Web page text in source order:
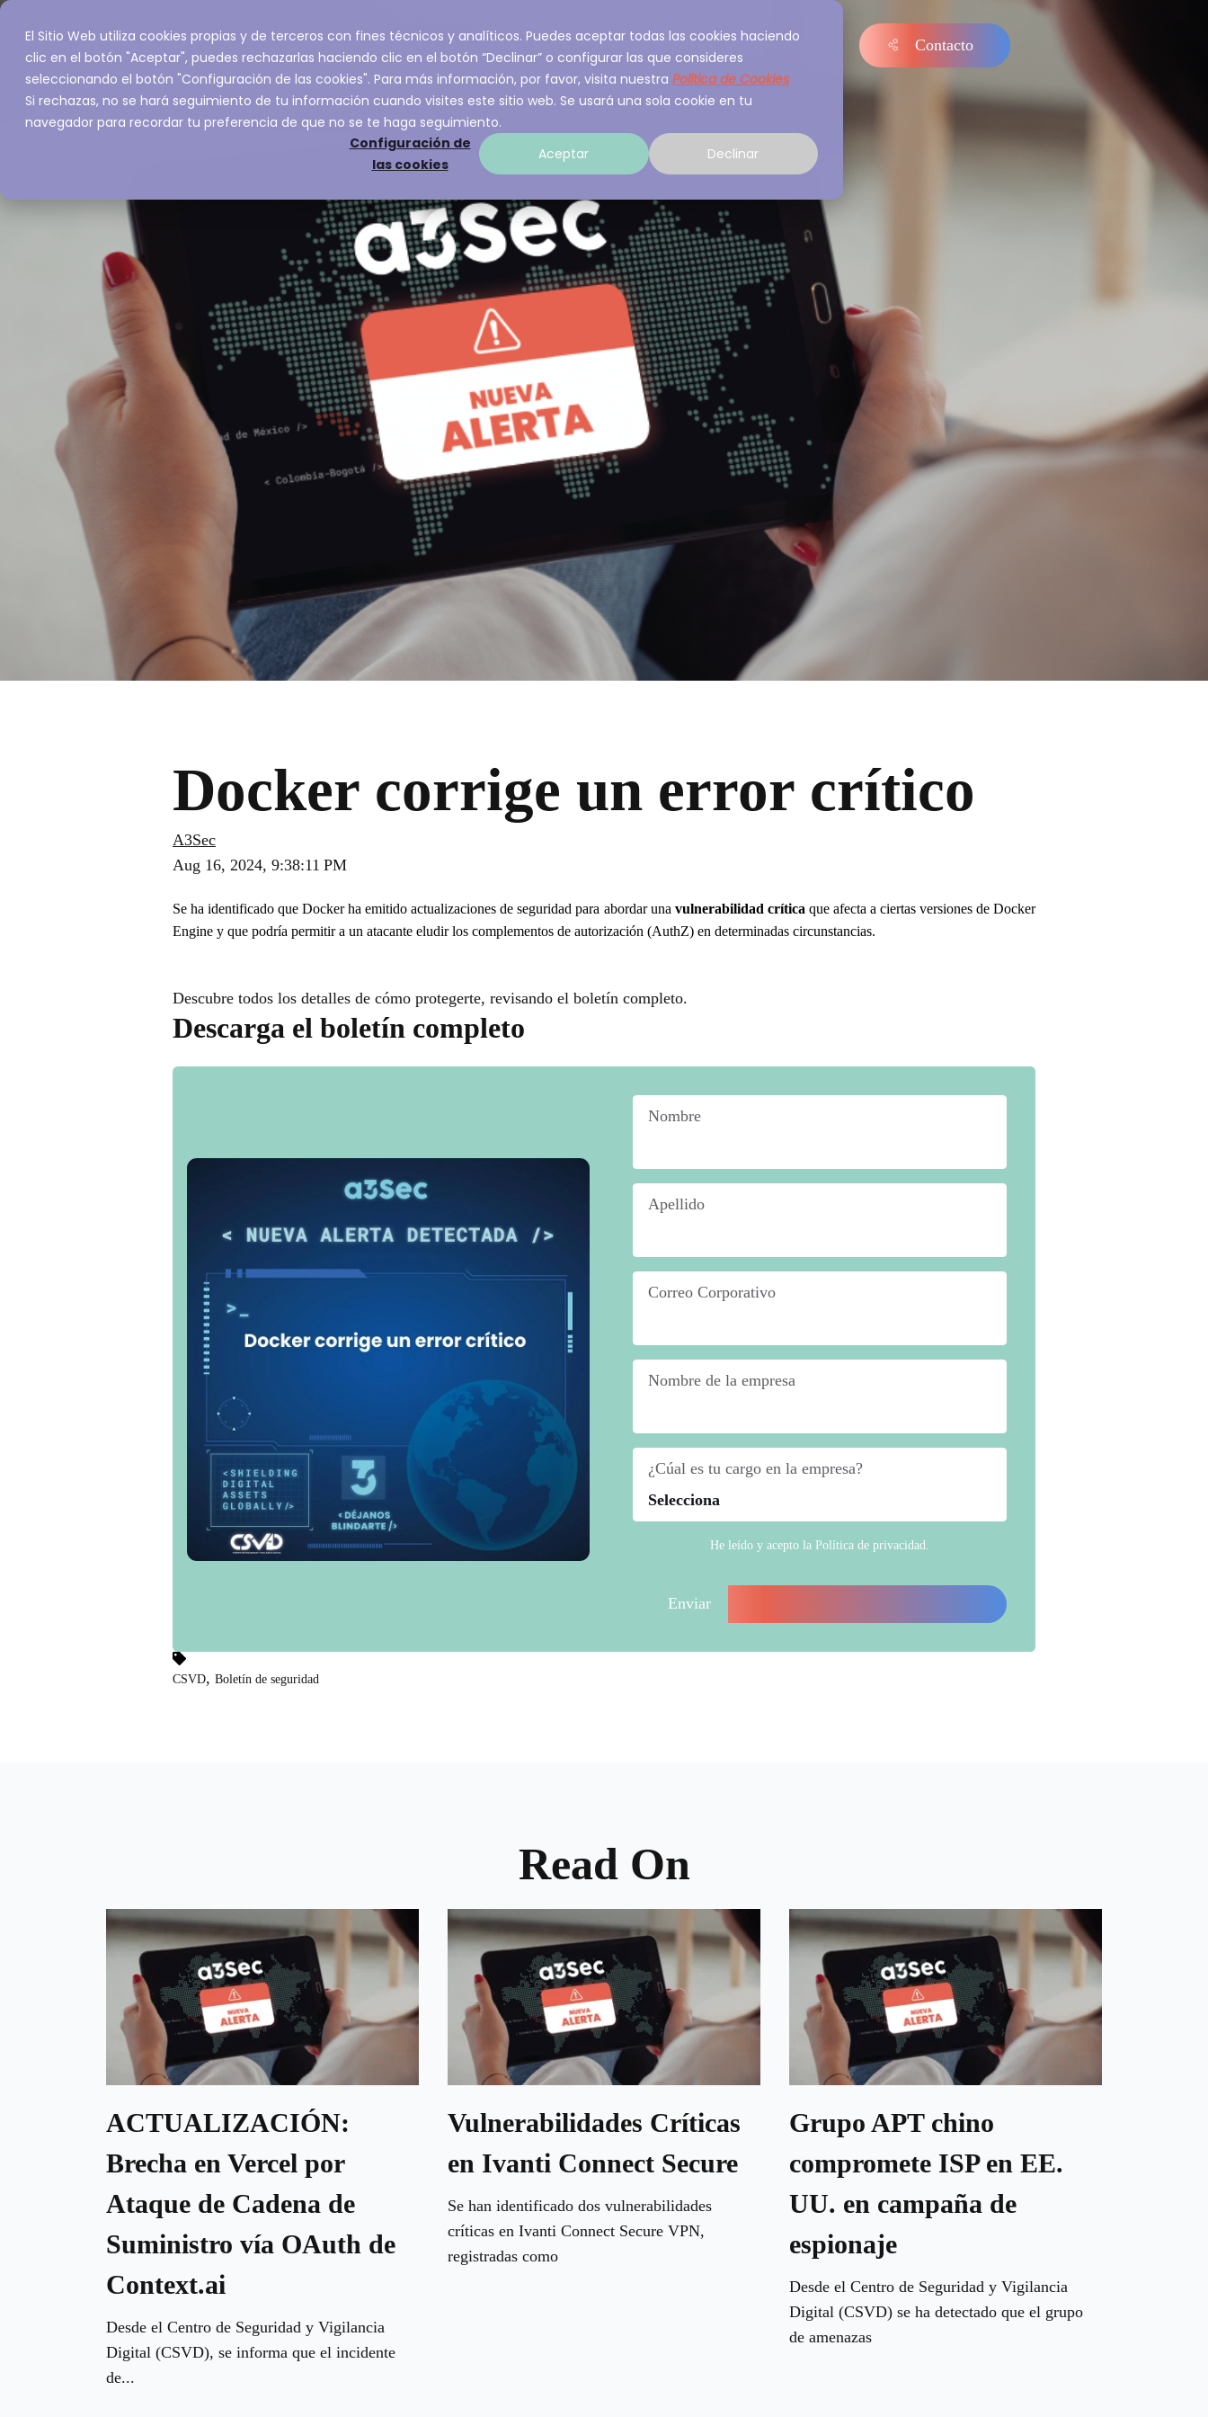
El Sitio Web utiliza cookies propias y de terceros con fines técnicos y analíticos. Puedes aceptar todas las cookies haciendo
clic en el botón "Aceptar", puedes rechazarlas haciendo clic en el botón “Declinar” o configurar las que consideres
seleccionando el botón "Configuración de las cookies". Para más información, por favor, visita nuestra Política de Cookies
Si rechazas, no se hará seguimiento de tu información cuando visites este sitio web. Se usará una sola cookie en tu
navegador para recordar tu preferencia de que no se te haga seguimiento.
Configuración de
las cookies
Aceptar Declinar
Inicio Servicios Sobre A3Sec Experiencia Recursos Contacto
Docker corrige un error crítico
A3Sec
Aug 16, 2024, 9:38:11 PM
Se ha identificado que Docker ha emitido actualizaciones de seguridad para abordar una vulnerabilidad crítica que afecta a ciertas versiones de Docker
Engine y que podría permitir a un atacante eludir los complementos de autorización (AuthZ) en determinadas circunstancias.
Descubre todos los detalles de cómo protegerte, revisando el boletín completo.
Descarga el boletín completo
Nombre
Apellido
Correo Corporativo
Nombre de la empresa
¿Cúal es tu cargo en la empresa?
He leído y acepto la Política de privacidad.
CSVD, Boletín de seguridad
Read On
ACTUALIZACIÓN:
Brecha en Vercel por
Ataque de Cadena de
Suministro vía OAuth de
Context.ai
Desde el Centro de Seguridad y Vigilancia
Digital (CSVD), se informa que el incidente
de...
Vulnerabilidades Críticas
en Ivanti Connect Secure
Se han identificado dos vulnerabilidades
críticas en Ivanti Connect Secure VPN,
registradas como
Grupo APT chino
compromete ISP en EE.
UU. en campaña de
espionaje
Desde el Centro de Seguridad y Vigilancia
Digital (CSVD) se ha detectado que el grupo
de amenazas